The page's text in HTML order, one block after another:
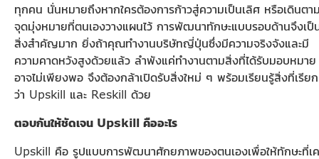
ทุกคน นั่นหมายถึงหากใครต้องการก้าวสู่ความเป็นเลิศ หรือเดินตา
จุดมุ่งหมายที่ตนเองวางแผนไว้ การพัฒนาทักษะแบบรอบด้านจึงเป็
สิ่งสำคัญมาก ยิ่งถ้าคุณทำงานบริษัทญี่ปุ่นซึ่งมีความจริงจังและมี
ความคาดหวังสูงด้วยแล้ว ลำพังแค่ทำงานตามสิ่งที่ได้รับมอบหมาย
อาจไม่เพียงพอ จึงต้องกล้าเปิดรับสิ่งใหม่ ๆ พร้อมเรียนรู้สิ่งที่เรียก
ว่า Upskill และ Reskill ด้วย
ตอบกันให้ชัดเจน Upskill คืออะไร
Upskill คือ รูปแบบการพัฒนาศักยภาพของตนเองเพื่อให้ทักษะที่เ